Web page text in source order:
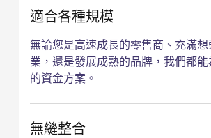
適合各種規模
無論您是高速成長的零售商、充滿
業，還是發展成熟的品牌，我們都
的資金方案。
無縫整合